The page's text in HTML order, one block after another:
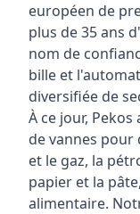
européen de
plus de 35 ans
nom de
bille et
diversifiée de
À ce jour,
de vannes
et le gaz, la
papier et la
alimentaire.